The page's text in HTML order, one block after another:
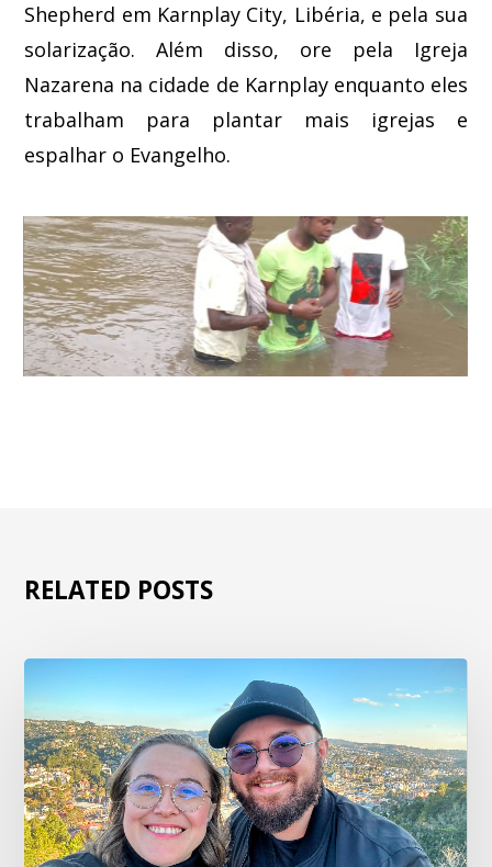
Shepherd em Karnplay City, Libéria, e pela sua
solarização. Além disso, ore pela Igreja
Nazarena na cidade de Karnplay enquanto eles
trabalham para plantar mais igrejas e
espalhar o Evangelho.
RELATED POSTS